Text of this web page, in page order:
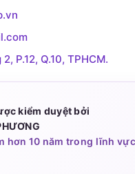
P.12, Q.10, TPHCM.
kiểm duyệt bởi
hơn 10 năm trong lĩnh